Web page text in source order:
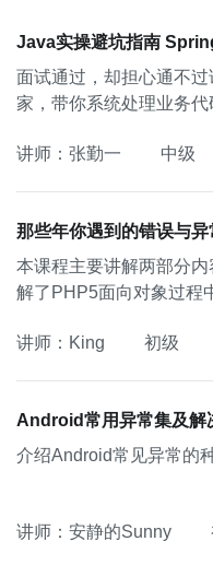
Java实操避坑指南
面试通过，却担心通不
家，带你系统处理业务
讲师：张勤一 中级
那些年你遇到的错误与异
本课程主要讲解两部分
解了PHP5面向对象过程
讲师：King 初级
Android常用异常集及解
介绍Android常见异常的
讲师：安静的Sunny